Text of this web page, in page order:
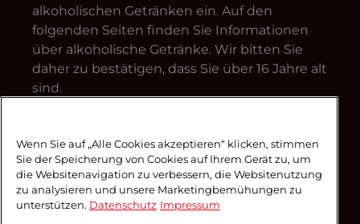
alkoholischen Getränken ein. Auf den
folgenden Seiten finden Sie Informationen
über alkoholische Getränke. Wir bitten Sie
daher zu bestätigen, dass Sie über 16 Jahre alt
sind.
Sind Sie über 16 Jahre
alt?
Wenn Sie auf „Alle Cookies akzeptieren“ klicken, stimmen
Sie der Speicherung von Cookies auf Ihrem Gerät zu, um
die Websitenavigation zu verbessern, die Websitenutzung
zu analysieren und unsere Marketingbemühungen zu
unterstützen. Datenschutz Impressum